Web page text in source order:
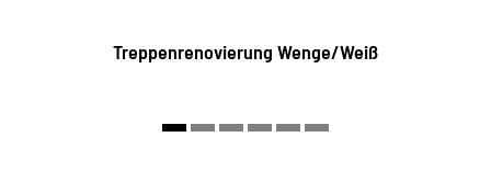
Treppenrenovierung Wenge/Weiß